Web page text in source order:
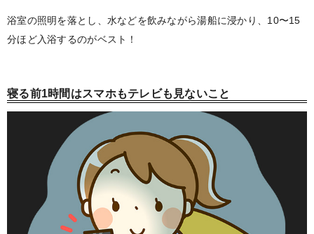
浴室の照明を落とし、水などを飲みながら湯船に浸かり、10〜15
分ほど入浴するのがベスト！
寝る前1時間はスマホもテレビも見ないこと